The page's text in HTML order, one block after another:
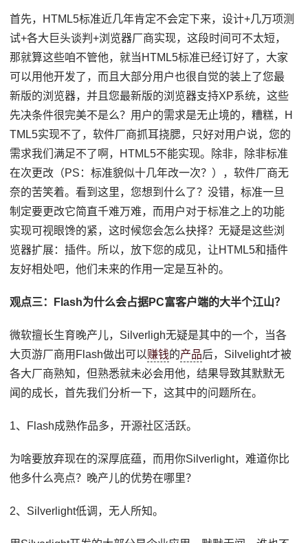
首先，HTML5标准近几年肯定不会定下来，设计+几万项测
试+各大巨头谈判+浏览器厂商实现，这段时间可不太短，
那就算这些咱不管他，就当HTML5标准已经订好了，大家
可以用他开发了，而且大部分用户也很自觉的装上了您最
新版的浏览器，并且您最新版的浏览器支持XP系统，这些
先决条件很完美不是么？用户的需求是无止境的，糟糕，H
TML5实现不了，软件厂商抓耳挠腮，只好对用户说，您的
需求我们满足不了啊，HTML5不能实现。除非，除非标准
在次更改（PS：标准貌似十几年改一次？），软件厂商无
奈的苦笑着。看到这里，您想到什么了？没错，标准一旦
制定要更改它简直千难万难，而用户对于标准之上的功能
实现可视眼馋的紧，这时候您会怎么抉择？无疑是这些浏
览器扩展：插件。所以，放下您的成见，让HTML5和插件
友好相处吧，他们未来的作用一定是互补的。
观点三：Flash为什么会占据PC富客户端的大半个江山？
微软擅长生育晚产儿，Silverligh无疑是其中的一个，当各
大页游厂商用Flash做出可以赚钱的产品后，Silvelight才被
各大厂商熟知，但熟悉就未必会用他，结果导致其默默无
闻的成长，首先我们分析一下，这其中的问题所在。
1、Flash成熟作品多，开源社区活跃。
为啥要放弃现在的深厚底蕴，而用你Silverlight，难道你比
他多什么亮点？晚产儿的优势在哪里？
2、Silverlight低调，无人所知。